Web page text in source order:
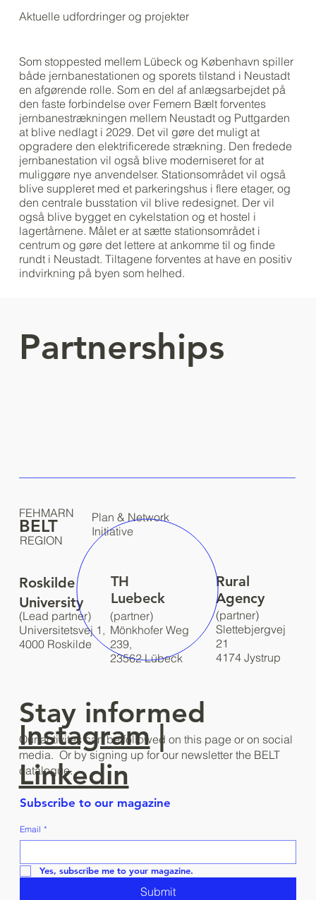
Som stoppested mellem Lübeck og København spiller
både jernbanestationen og sporets tilstand i Neustadt
en afgørende rolle. Som en del af anlægsarbejdet på
den faste forbindelse over Femern Bælt forventes
jernbanestrækningen mellem Neustadt og Puttgarden
at blive nedlagt i 2029. Det vil gøre det muligt at
opgradere den elektrificerede strækning. Den fredede
jernbanestation vil også blive moderniseret for at
muliggøre nye anvendelser. Stationsområdet vil også
blive suppleret med et parkeringshus i flere etager, og
den centrale busstation vil blive redesignet. Der vil
også blive bygget en cykelstation og et hostel i
lagertårnene. Målet er at sætte stationsområdet i
centrum og gøre det lettere at ankomme til og finde
rundt i Neustadt. Tiltagene forventes at have en positiv
indvirkning på byen som helhed.
Aktuelle udfordringer og projekter
Partnerships
Our activites can be followed on this page or on social
media. Or by signing up for our newsletter the BELT
catalogue.
Instagram|
Linkedin
Stay informed
(partner)
Mönkhofer Weg
239,
23562 Lübeck
(partner)
Slettebjergvej
21
4174 Jystrup
Subscribe to our magazine
Email *
Yes, subscribe me to your magazine.
Submit
Roskilde
University
(Lead partner)
Universitetsvej 1,
4000 Roskilde
TH
Luebeck
Rural
Agency
BELT
Plan & Network
Initiative
FEHMARN
REGION